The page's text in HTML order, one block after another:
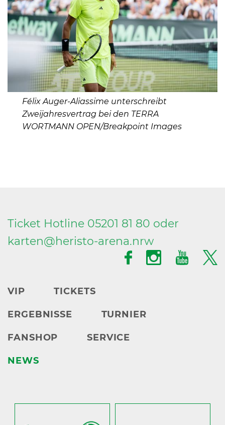
Félix Auger-Aliassime unterschreibt
Zweijahresvertrag bei den TERRA
WORTMANN OPEN/Breakpoint Images
Ticket Hotline 05201 81 80 oder
karten@heristo-arena.nrw
VIP TICKETS
ERGEBNISSE TURNIER
FANSHOP SERVICE
NEWS